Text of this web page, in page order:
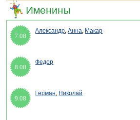
Именины
7.08
Александр,Анна, Макар
8.08
Федор
9.08
Герман, Николай